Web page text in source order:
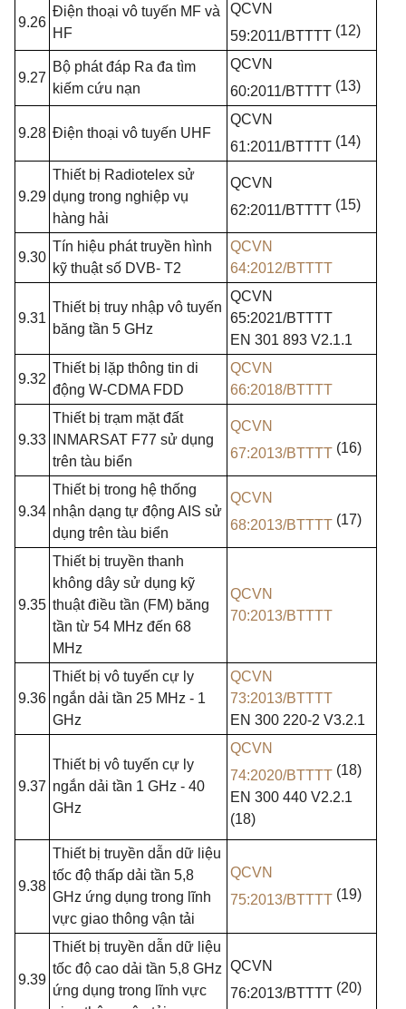
9.26
Điện thoại vô tuyến MF và
HF
QCVN
59:2011/BTTTT (12)
9.27
Bộ phát đáp Ra đa tìm
kiếm cứu nạn
QCVN
60:2011/BTTTT (13)
9.28 Điện thoại vô tuyến UHF
QCVN
61:2011/BTTTT (14)
9.29
Thiết bị Radiotelex sử
dụng trong nghiệp vụ
hàng hải
QCVN
62:2011/BTTTT (15)
9.30
Tín hiệu phát truyền hình
kỹ thuật số DVB- T2
QCVN
64:2012/BTTTT
9.31
Thiết bị truy nhập vô tuyến
băng tần 5 GHz
QCVN
65:2021/BTTTT
EN 301 893 V2.1.1
9.32
Thiết bị lặp thông tin di
động W-CDMA FDD
QCVN
66:2018/BTTTT
9.33
Thiết bị trạm mặt đất
INMARSAT F77 sử dụng
trên tàu biển
QCVN
67:2013/BTTTT (16)
9.34
Thiết bị trong hệ thống
nhận dạng tự động AIS sử
dụng trên tàu biển
QCVN
68:2013/BTTTT (17)
9.35
Thiết bị truyền thanh
không dây sử dụng kỹ
thuật điều tần (FM) băng
tần từ 54 MHz đến 68
MHz
QCVN
70:2013/BTTTT
9.36
Thiết bị vô tuyến cự ly
ngắn dải tần 25 MHz - 1
GHz
QCVN
73:2013/BTTTT
EN 300 220-2 V3.2.1
9.37
Thiết bị vô tuyến cự ly
ngắn dải tần 1 GHz - 40
GHz
QCVN
74:2020/BTTTT (18)
EN 300 440 V2.2.1
(18)
9.38
Thiết bị truyền dẫn dữ liệu
tốc độ thấp dải tần 5,8
GHz ứng dụng trong lĩnh
vực giao thông vận tải
QCVN
75:2013/BTTTT (19)
9.39
Thiết bị truyền dẫn dữ liệu
tốc độ cao dải tần 5,8 GHz
ứng dụng trong lĩnh vực
QCVN
76:2013/BTTTT (20)